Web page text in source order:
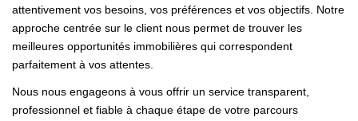
attentivement vos besoins, vos préférences et vos objectifs. Notre
approche centrée sur le client nous permet de trouver les
meilleures opportunités immobilières qui correspondent
parfaitement à vos attentes.
Nous nous engageons à vous offrir un service transparent,
professionnel et fiable à chaque étape de votre parcours